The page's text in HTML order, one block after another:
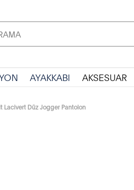
AYAKKABI AKSESUAR
Lacivert Düz Jogger Pantolon